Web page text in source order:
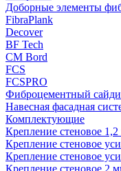
Доборные элементы
FibraPlank
Decover
BF Tech
CM Bord
FCS
FCSPRO
Фиброцементный
Навесная фасадная
Комплектующие
Крепление стеновое
Крепление стеновое
Крепление стеновое
Крепление стеновое 2